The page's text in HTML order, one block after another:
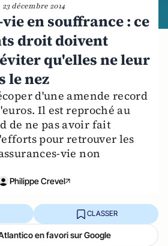
23 décembre 2014
en souffrance : ce
droit doivent
qu'elles ne leur
le nez
d'une amende record
Il est reproché au
de ne pas avoir fait
pour retrouver les
vie non
Philippe Crevel
CLASSER
en favori sur Google